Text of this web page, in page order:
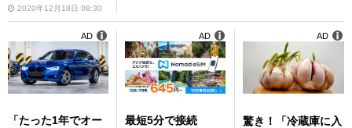
2020年12月18日 08:30
「たった1年でオー
AD
最短5分で接続
AD
驚き！「冷蔵庫に入
AD